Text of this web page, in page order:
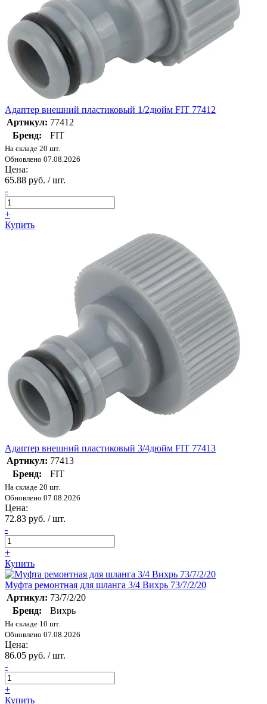
Адаптер внешний пластиковый 1/2дюйм FIT 77412
Артикул: 77412
Бренд:
FIT
На складе 20 шт.
Обновлено 07.08.2026
Цена:
65.88 руб. / шт.
-
+
Купить
Адаптер внешний пластиковый 3/4дюйм FIT 77413
Артикул: 77413
Бренд:
FIT
На складе 20 шт.
Обновлено 07.08.2026
Цена:
72.83 руб. / шт.
-
+
Купить
Муфта ремонтная для шланга 3/4 Вихрь 73/7/2/20
Артикул: 73/7/2/20
Бренд:
Вихрь
На складе 10 шт.
Обновлено 07.08.2026
Цена:
86.05 руб. / шт.
-
+
Купить